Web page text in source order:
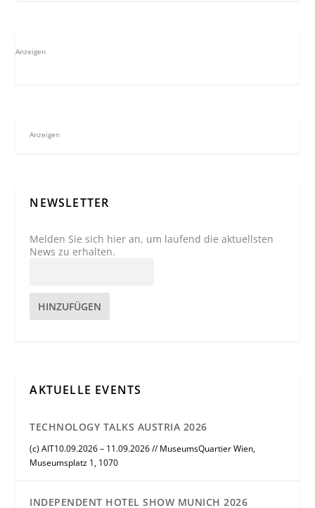
Anzeigen
Anzeigen
NEWSLETTER
Melden Sie sich hier an, um laufend die aktuellsten
News zu erhalten.
HINZUFÜGEN
AKTUELLE EVENTS
TECHNOLOGY TALKS AUSTRIA 2026
(c) AIT10.09.2026 – 11.09.2026 // MuseumsQuartier Wien,
Museumsplatz 1, 1070
INDEPENDENT HOTEL SHOW MUNICH 2026